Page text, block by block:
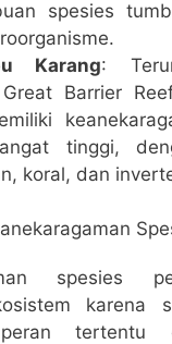
spesies
Karang:
Barrier
tinggi,
koral, dan
spesies
karena
peran tertentu